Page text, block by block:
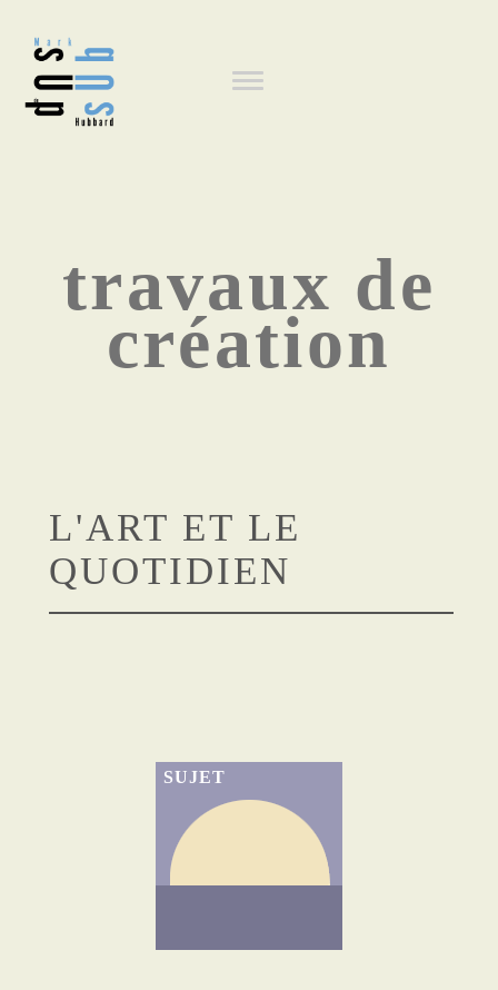
contenu
principalNavigation
principale
travaux de
création
L'ART ET LE
QUOTIDIEN
SUJET